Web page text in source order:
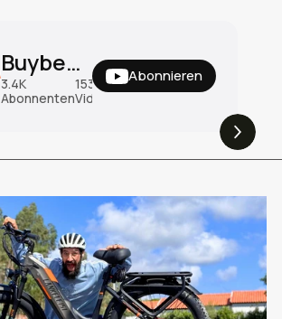
Buybestgear Official
3.4K
Abonnenten
153
Videos
31M
Ansichten
Abonnieren